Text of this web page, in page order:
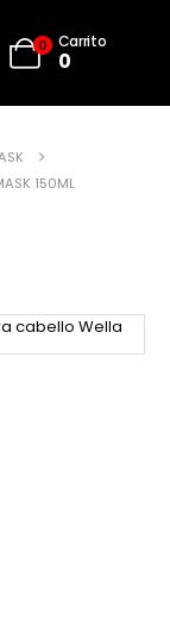
0 Carrito
0
150ML